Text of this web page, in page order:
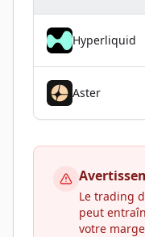
Hyperliquid
Aster
Le trading
peut
votre